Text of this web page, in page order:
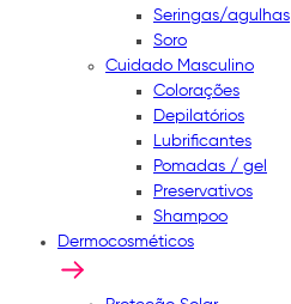
Seringas/agulhas
Soro
Cuidado Masculino
Colorações
Depilatórios
Lubrificantes
Pomadas / gel
Preservativos
Shampoo
Dermocosméticos